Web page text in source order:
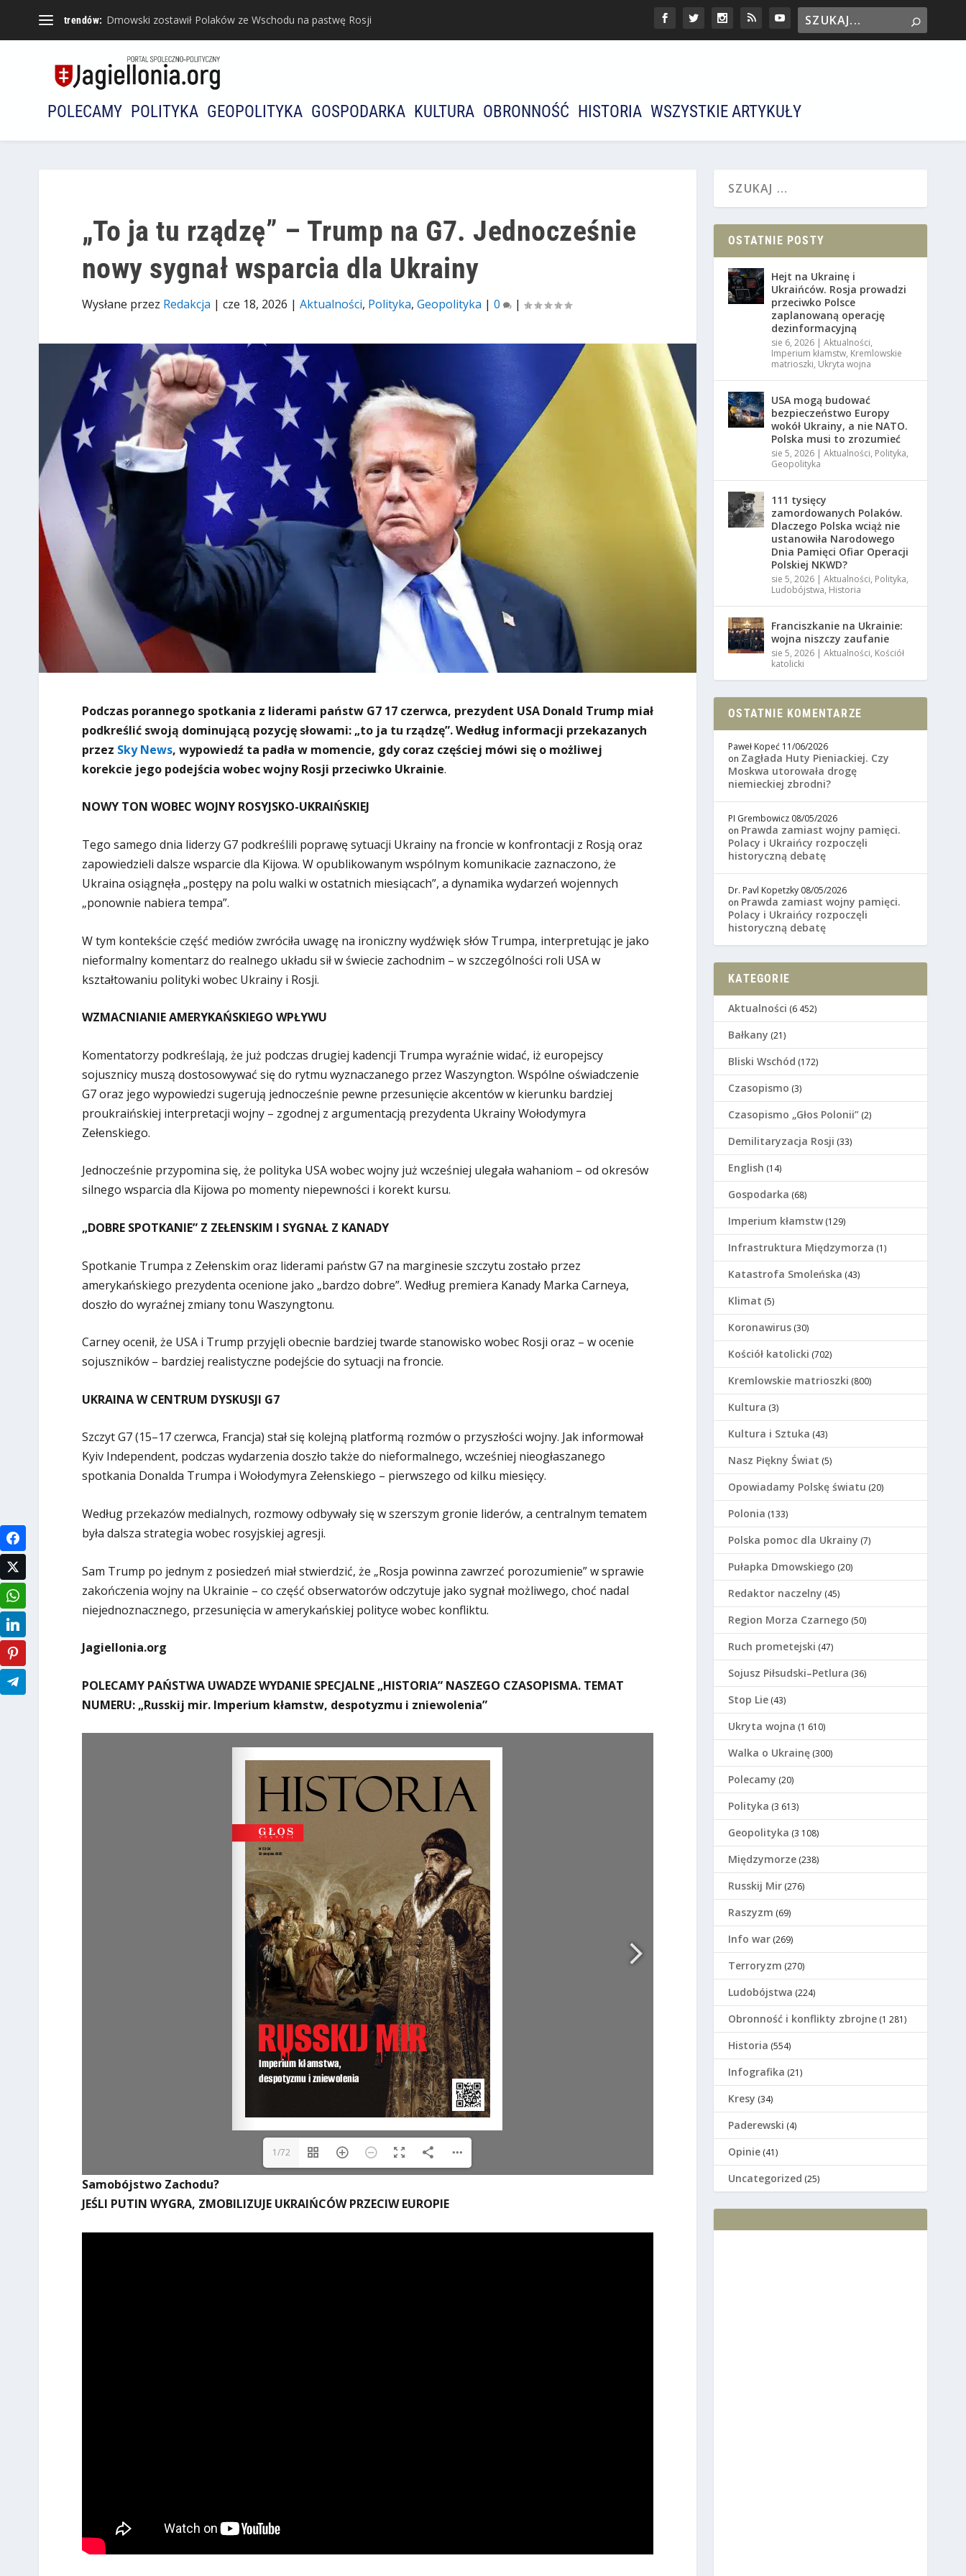
trendów: Dmowski zostawił Polaków ze Wschodu na pastwę Rosji
POLECAMY POLITYKA GEOPOLITYKA GOSPODARKA KULTURA OBRONNOŚĆ HISTORIA WSZYSTKIE ARTYKUŁY
„To ja tu rządzę” – Trump na G7. Jednocześnie
nowy sygnał wsparcia dla Ukrainy
Wysłane przez Redakcja | cze 18, 2026 | Aktualności, Polityka, Geopolityka | 0 |
Podczas porannego spotkania z liderami państw G7 17 czerwca, prezydent USA Donald Trump miał
podkreślić swoją dominującą pozycję słowami: „to ja tu rządzę”. Według informacji przekazanych
przez Sky News, wypowiedź ta padła w momencie, gdy coraz częściej mówi się o możliwej
korekcie jego podejścia wobec wojny Rosji przeciwko Ukrainie.
NOWY TON WOBEC WOJNY ROSYJSKO-UKRAIŃSKIEJ
Tego samego dnia liderzy G7 podkreślili poprawę sytuacji Ukrainy na froncie w konfrontacji z Rosją oraz
zapowiedzieli dalsze wsparcie dla Kijowa. W opublikowanym wspólnym komunikacie zaznaczono, że
Ukraina osiągnęła „postępy na polu walki w ostatnich miesiącach”, a dynamika wydarzeń wojennych
„ponownie nabiera tempa”.
W tym kontekście część mediów zwróciła uwagę na ironiczny wydźwięk słów Trumpa, interpretując je jako
nieformalny komentarz do realnego układu sił w świecie zachodnim – w szczególności roli USA w
kształtowaniu polityki wobec Ukrainy i Rosji.
WZMACNIANIE AMERYKAŃSKIEGO WPŁYWU
Komentatorzy podkreślają, że już podczas drugiej kadencji Trumpa wyraźnie widać, iż europejscy
sojusznicy muszą dostosowywać się do rytmu wyznaczanego przez Waszyngton. Wspólne oświadczenie
G7 oraz jego wypowiedzi sugerują jednocześnie pewne przesunięcie akcentów w kierunku bardziej
proukraińskiej interpretacji wojny – zgodnej z argumentacją prezydenta Ukrainy Wołodymyra
Zełenskiego.
Jednocześnie przypomina się, że polityka USA wobec wojny już wcześniej ulegała wahaniom – od okresów
silnego wsparcia dla Kijowa po momenty niepewności i korekt kursu.
„DOBRE SPOTKANIE” Z ZEŁENSKIM I SYGNAŁ Z KANADY
Spotkanie Trumpa z Zełenskim oraz liderami państw G7 na marginesie szczytu zostało przez
amerykańskiego prezydenta ocenione jako „bardzo dobre”. Według premiera Kanady Marka Carneya,
doszło do wyraźnej zmiany tonu Waszyngtonu.
Carney ocenił, że USA i Trump przyjęli obecnie bardziej twarde stanowisko wobec Rosji oraz – w ocenie
sojuszników – bardziej realistyczne podejście do sytuacji na froncie.
UKRAINA W CENTRUM DYSKUSJI G7
Szczyt G7 (15–17 czerwca, Francja) stał się kolejną platformą rozmów o przyszłości wojny. Jak informował
Kyiv Independent, podczas wydarzenia doszło także do nieformalnego, wcześniej nieogłaszanego
spotkania Donalda Trumpa i Wołodymyra Zełenskiego – pierwszego od kilku miesięcy.
Według przekazów medialnych, rozmowy odbywały się w szerszym gronie liderów, a centralnym tematem
była dalsza strategia wobec rosyjskiej agresji.
Sam Trump po jednym z posiedzeń miał stwierdzić, że „Rosja powinna zawrzeć porozumienie” w sprawie
zakończenia wojny na Ukrainie – co część obserwatorów odczytuje jako sygnał możliwego, choć nadal
niejednoznacznego, przesunięcia w amerykańskiej polityce wobec konfliktu.
Jagiellonia.org
POLECAMY PAŃSTWA UWADZE WYDANIE SPECJALNE „HISTORIA” NASZEGO CZASOPISMA. TEMAT
NUMERU: „Russkij mir. Imperium kłamstw, despotyzmu i zniewolenia”
1/72
Samobójstwo Zachodu?
JEŚLI PUTIN WYGRA, ZMOBILIZUJE UKRAIŃCÓW PRZECIW EUROPIE
OSTATNIE POSTY
Hejt na Ukrainę i
Ukraińców. Rosja prowadzi
przeciwko Polsce
zaplanowaną operację
dezinformacyjną
sie 6, 2026 |Aktualności,
Imperium kłamstw, Kremlowskie
matrioszki, Ukryta wojna
USA mogą budować
bezpieczeństwo Europy
wokół Ukrainy, a nie NATO.
Polska musi to zrozumieć
sie 5, 2026 |Aktualności, Polityka,
Geopolityka
111 tysięcy
zamordowanych Polaków.
Dlaczego Polska wciąż nie
ustanowiła Narodowego
Dnia Pamięci Ofiar Operacji
Polskiej NKWD?
sie 5, 2026 |Aktualności, Polityka,
Ludobójstwa, Historia
Franciszkanie na Ukrainie:
wojna niszczy zaufanie
sie 5, 2026 |Aktualności, Kościół
katolicki
OSTATNIE KOMENTARZE
Paweł Kopeć 11/06/2026
on Zagłada Huty Pieniackiej. Czy
Moskwa utorowała drogę
niemieckiej zbrodni?
PI Grembowicz 08/05/2026
on Prawda zamiast wojny pamięci.
Polacy i Ukraińcy rozpoczęli
historyczną debatę
Dr. Pavl Kopetzky 08/05/2026
on Prawda zamiast wojny pamięci.
Polacy i Ukraińcy rozpoczęli
historyczną debatę
KATEGORIE
Aktualności (6 452)
Bałkany (21)
Bliski Wschód (172)
Czasopismo (3)
Czasopismo „Głos Polonii” (2)
Demilitaryzacja Rosji (33)
English (14)
Gospodarka (68)
Imperium kłamstw (129)
Infrastruktura Międzymorza (1)
Katastrofa Smoleńska (43)
Klimat (5)
Koronawirus (30)
Kościół katolicki (702)
Kremlowskie matrioszki (800)
Kultura (3)
Kultura i Sztuka (43)
Nasz Piękny Świat (5)
Opowiadamy Polskę światu (20)
Polonia (133)
Polska pomoc dla Ukrainy (7)
Pułapka Dmowskiego (20)
Redaktor naczelny (45)
Region Morza Czarnego (50)
Ruch prometejski (47)
Sojusz Piłsudski–Petlura (36)
Stop Lie (43)
Ukryta wojna (1 610)
Walka o Ukrainę (300)
Polecamy (20)
Polityka (3 613)
Geopolityka (3 108)
Międzymorze (238)
Russkij Mir (276)
Raszyzm (69)
Info war (269)
Terroryzm (270)
Ludobójstwa (224)
Оbronność i konflikty zbrojne (1 281)
Historia (554)
Infografika (21)
Kresy (34)
Paderewski (4)
Opinie (41)
Uncategorized (25)